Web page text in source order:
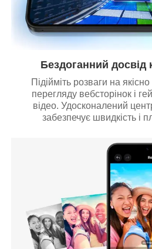
Бездоганний досвід
Підійміть розваги на
перегляду вебсторінок і
відео. Удосконалений
забезпечує швидкість і